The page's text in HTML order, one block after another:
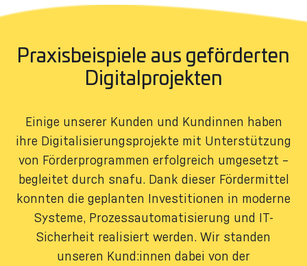
Praxisbeispiele aus geförderten
Digitalprojekten​
Einige unserer Kunden und Kundinnen haben
ihre Digitalisierungsprojekte mit Unterstützung
von Förderprogrammen erfolgreich umgesetzt –
begleitet durch snafu. Dank dieser Fördermittel
konnten die geplanten Investitionen in moderne
Systeme, Prozessautomatisierung und IT-
Sicherheit realisiert werden. Wir standen
unseren Kund:innen dabei von der